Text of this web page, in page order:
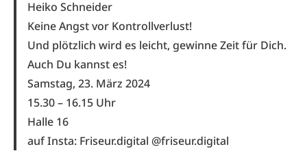
Heiko Schneider
Keine Angst vor Kontrollverlust!
Und plötzlich wird es leicht, gewinne Zeit für Dich.
Auch Du kannst es!
Samstag, 23. März 2024
15.30 – 16.15 Uhr
Halle 16
auf Insta: Friseur.digital @friseur.digital